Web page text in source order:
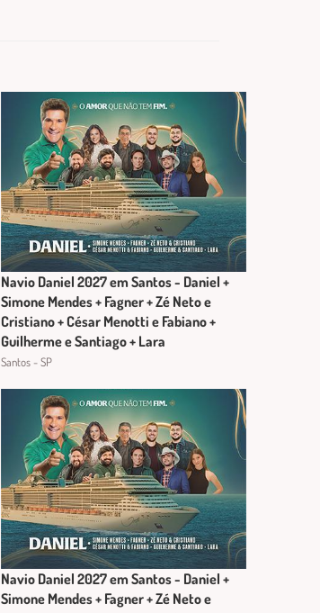
Navio Daniel 2027 em Santos - Daniel +
Simone Mendes + Fagner + Zé Neto e
Cristiano + César Menotti e Fabiano +
Guilherme e Santiago + Lara
Santos - SP
Navio Daniel 2027 em Santos - Daniel +
Simone Mendes + Fagner + Zé Neto e